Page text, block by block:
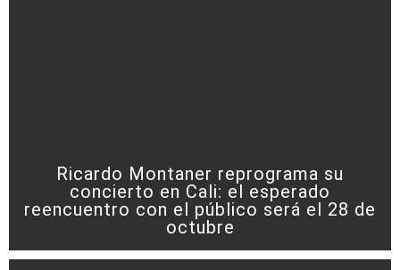
Ricardo Montaner reprograma su
concierto en Cali: el esperado
reencuentro con el público será el 28 de
octubre